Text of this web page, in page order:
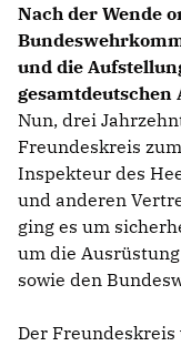
Nach der Wende
und die
gesamtdeutschen
Nun, drei
Freundeskreis
Inspekteur des
und anderen
ging es um
um die
sowie den
Der